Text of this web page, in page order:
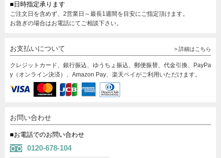
■日時指定承ります
ご注文日を含めず、2営業日～最長1週間を目安にご指定頂けます。
お急ぎの場合はお電話にてご相談下さい。
お支払いについて > 詳細はこちら
クレジットカード、銀行振込、ゆうちょ振込、郵便振替、代金引換、PayPa
y（オンライン決済）、Amazon Pay、楽天ペイがご利用いただけます。
お問い合わせ
■お電話でのお問い合わせ
0120-678-104